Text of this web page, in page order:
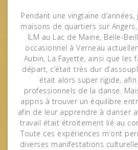
Pendant une vingtaine d’années,
maisons de quartiers sur
ILM au Lac de Maine, Belle-
occasionnel à Verneau
Aubin, La Fayette, ainsi que les
départ, c’était très dur
était alors super rigide,
professionnels de la danse.
appris à trouver un équilibre
afin de leur apprendre à danser
travail était étroitement lié au
Toute ces expériences m’ont
diverses manifestations